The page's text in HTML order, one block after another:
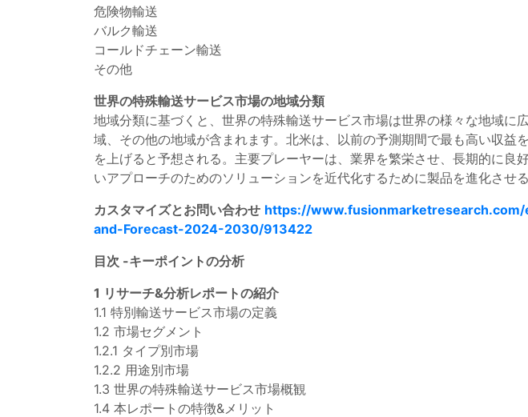
危険物輸送
バルク輸送
コールドチェーン輸送
その他
世界の特殊輸送サービス市場の地域分類
地域分類に基づくと、世界の特殊輸送サービス市場は世界の様々な地域
域、その他の地域が含まれます。北米は、以前の予測期間で最も高い収
を上げると予想される。主要プレーヤーは、業界を繁栄させ、長期的に
いアプローチのためのソリューションを近代化するために製品を進化させ
カスタマイズとお問い合わせ https://
and-Forecast-2024-2030/913422
目次 -キーポイントの分析
1 リサーチ&分析レポートの紹介
1.1 特別輸送サービス市場の定義
1.2 市場セグメント
1.2.1 タイプ別市場
1.2.2 用途別市場
1.3 世界の特殊輸送サービス市場概観
1.4 本レポートの特徴&メリット